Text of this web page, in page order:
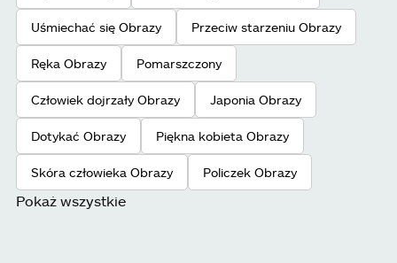
Uśmiechać się Obrazy Przeciw starzeniu Obrazy
Ręka Obrazy Pomarszczony
Człowiek dojrzały Obrazy Japonia Obrazy
Dotykać Obrazy Piękna kobieta Obrazy
Skóra człowieka Obrazy Policzek Obrazy
Pokaż wszystkie